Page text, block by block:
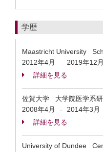
学歴
Maastricht University
2012年4月
-
2019年12月
詳細を見る
佐賀大学 大学院医学系
2008年4月
-
2014年3月
詳細を見る
University of Dundee